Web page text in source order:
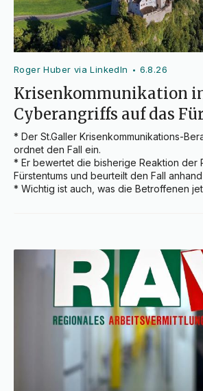
Roger Huber via LinkedIn • 6.8.26
Krisenkommunikation
Cyberangriffs auf das
* Der St.Galler Krisenkommunikations-
ordnet den Fall ein.
* Er bewertet die bisherige Reaktion der
Fürstentums und beurteilt den Fall
* Wichtig ist auch, was die Betroffenen